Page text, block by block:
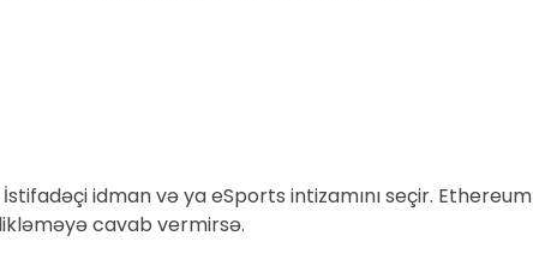
İstifadəçi idman və ya eSports intizamını seçir. Ethereum
cavab vermirsə.